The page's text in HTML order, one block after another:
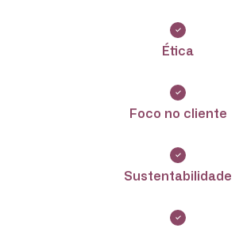
Ética
Foco no cliente
Sustentabilidade